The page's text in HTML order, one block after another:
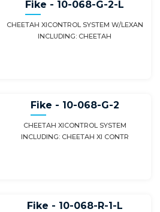
Fike - 10-068-G-2-L
CHEETAH XICONTROL SYSTEM W/LEXAN
INCLUDING: CHEETAH
Fike - 10-068-G-2
CHEETAH XICONTROL SYSTEM
INCLUDING: CHEETAH XI CONTR
Fike - 10-068-R-1-L